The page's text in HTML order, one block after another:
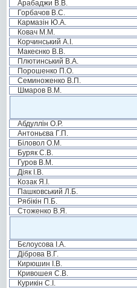
Арабаджи В.В.
Горбачов В.С.
Кармазін Ю.А.
Ковач М.М.
Корчинський А.І.
Макеєнко В.В.
Плютинський В.А.
Порошенко П.О.
Семиноженко В.П.
Шмаров В.М.
Абдуллін О.Р.
Антоньєва Г.П.
Біловол О.М.
Буряк С.В.
Гуров В.М.
Діяк І.В.
Козак Я.І.
Пашковський Л.Б.
Рябікін П.Б.
Стоженко В.Я.
Бєлоусова І.А.
Діброва В.Г.
Кирюшин І.В.
Кривошея С.В.
Курикін С.І.